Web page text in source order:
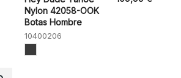
Nylon 42058-OOK
Botas Hombre
10400206